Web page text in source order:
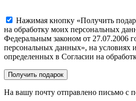
Нажимая кнопку «Получить
на обработку моих персональных
Федеральным законом от 27.07.2006
персональных данных», на условиях
определенных в Согласии на
На вашу почту отправлено письмо с